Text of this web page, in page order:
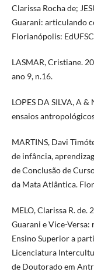
Clarissa Rocha de;
Guarani: articulando
Florianópolis:
LASMAR, Cristiane.
ano 9, n.16.
LOPES DA SILVA, A
ensaios
MARTINS, Davi
de infância,
de Conclusão de
da Mata Atlântica.
MELO, Clarissa R. de.
Guarani e Vice-Versa:
Ensino Superior a
Licenciatura
de Doutorado em